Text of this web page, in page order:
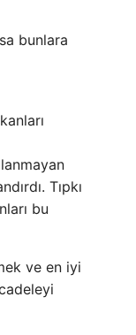
bunlara
Tıpkı
bu
ve en iyi